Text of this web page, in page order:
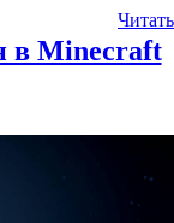
Читать
в Minecraft